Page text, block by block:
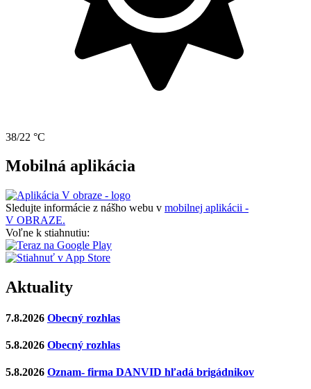
38/22 °C
Mobilná aplikácia
Sledujte informácie z nášho webu v mobilnej aplikácii -
V OBRAZE.
Voľne k stiahnutiu:
Aktuality
7.8.2026 Obecný rozhlas
5.8.2026 Obecný rozhlas
5.8.2026 Oznam- firma DANVID hľadá brigádnikov